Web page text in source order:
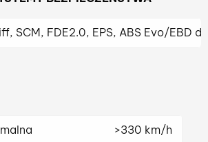
SCM, FDE2.0, EPS, ABS Evo/
>330 km/h